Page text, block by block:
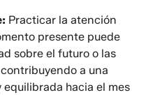
Practicar la atención
presente puede
sobre el futuro o las
a una
hacia el mes